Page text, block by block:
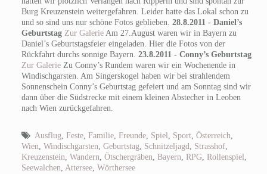
Burg Kreuzenstein weitergefahren. Leider hatte das Lokal schon zu
und so sind uns nur schöne Fotos geblieben. 28.8.2011 - Daniel’s
Geburtstag Zur GalerieAm 27.August waren wir in Bayern zu
Daniel’s Geburtstagsfeier eingeladen. Hier die Fotos von der
Rückfahrt durchs sonnige Bayern. 23.8.2011 - Conny’s Geburtstag
Zur GalerieZu Conny’s Rundem waren wir ein Wochenende in
Windischgarsten. Am Singerskogel haben wir bei strahlendem
Sonnenschein Conny’s Geburtstag gefeiert und am Sonntag sind wir
dann über die Südstrecke mit einem kleinen Abstecher in Leoben
nach Wien zurückgefahren.
Ausflug Feste, Familie, Freunde, Spiel Sport, Österreich
Wien Windischgarsten Geburtstag Schnitzeljagd Strasshof,
Kreuzenstein Wandern Ötschergräben Bayern RPG, Rollenspiel
Seewalchen Attersee, Wörthersee